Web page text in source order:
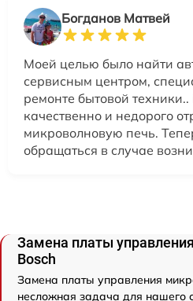
Богданов Матвей
Моей целью было найти
сервисным центром,
ремонте бытовой
качественно и недорого
микроволновую печь.
обращаться в случае
Замена платы
Bosch
Замена платы управления
несложная задача для нашего